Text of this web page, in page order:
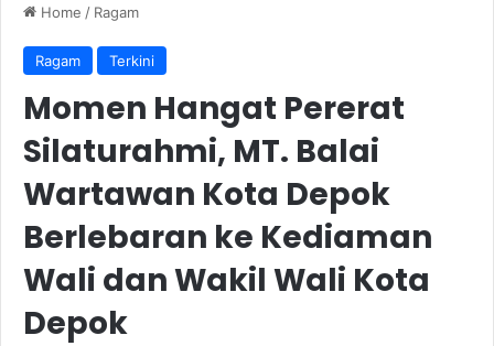
Home / Ragam
Ragam Terkini
Momen Hangat Pererat
Silaturahmi, MT. Balai
Wartawan Kota Depok
Berlebaran ke Kediaman
Wali dan Wakil Wali Kota
Depok